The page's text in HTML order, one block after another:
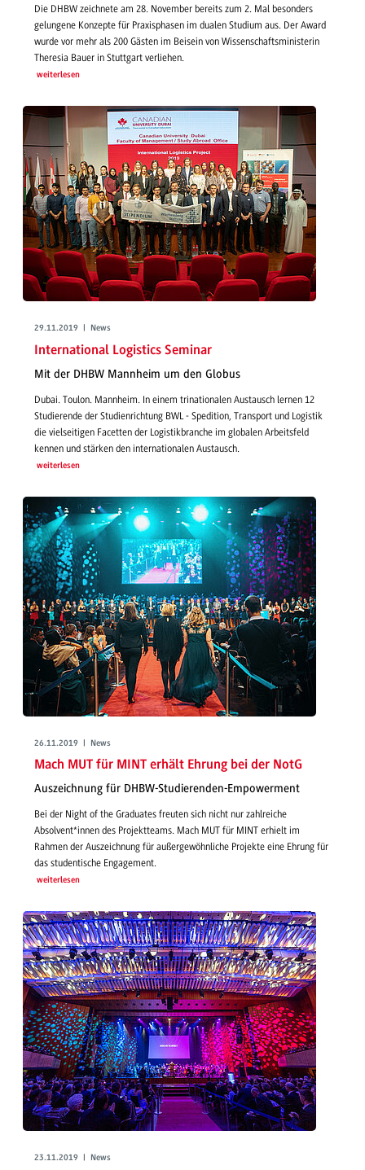
Die DHBW zeichnete am 28. November bereits zum 2. Mal besonders
gelungene Konzepte für Praxisphasen im dualen Studium aus. Der Award
wurde vor mehr als 200 Gästen im Beisein von Wissenschaftsministerin
Theresia Bauer in Stuttgart verliehen.
weiterlesen
29.11.2019 | News
International Logistics Seminar
Mit der DHBW Mannheim um den Globus
Dubai. Toulon. Mannheim. In einem trinationalen Austausch lernen 12
Studierende der Studienrichtung BWL - Spedition, Transport und Logistik
die vielseitigen Facetten der Logistikbranche im globalen Arbeitsfeld
kennen und stärken den internationalen Austausch.
weiterlesen
26.11.2019 | News
Mach MUT für MINT erhält Ehrung bei der NotG
Auszeichnung für DHBW-Studierenden-Empowerment
Bei der Night of the Graduates freuten sich nicht nur zahlreiche
Absolvent*innen des Projektteams. Mach MUT für MINT erhielt im
Rahmen der Auszeichnung für außergewöhnliche Projekte eine Ehrung für
das studentische Engagement.
weiterlesen
23.11.2019 | News